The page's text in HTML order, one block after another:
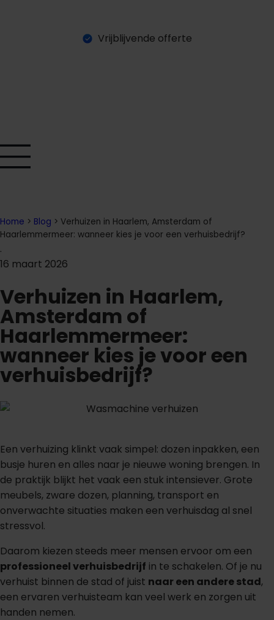
Vrijblijvende offerte
Home > Blog > Verhuizen in Haarlem, Amsterdam of
Haarlemmermeer: wanneer kies je voor een verhuisbedrijf?
.
16 maart 2026
Verhuizen in Haarlem,
Amsterdam of
Haarlemmermeer:
wanneer kies je voor een
verhuisbedrijf?
Een verhuizing klinkt vaak simpel: dozen inpakken, een
busje huren en alles naar je nieuwe woning brengen. In
de praktijk blijkt het vaak een stuk intensiever. Grote
meubels, zware dozen, planning, transport en
onverwachte situaties maken een verhuisdag al snel
stressvol.
Daarom kiezen steeds meer mensen ervoor om een
professioneel verhuisbedrijf in te schakelen. Of je nu
verhuist binnen de stad of juist naar een andere stad,
een ervaren verhuisteam kan veel werk en zorgen uit
handen nemen.